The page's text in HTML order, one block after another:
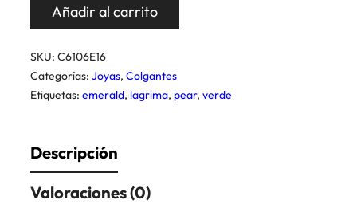
Emerald
16
cantidad
Añadir al carrito
SKU: C6106E16
Categorías: Joyas, Colgantes
Etiquetas: emerald, lagrima, pear, verde
Descripción
Valoraciones (0)